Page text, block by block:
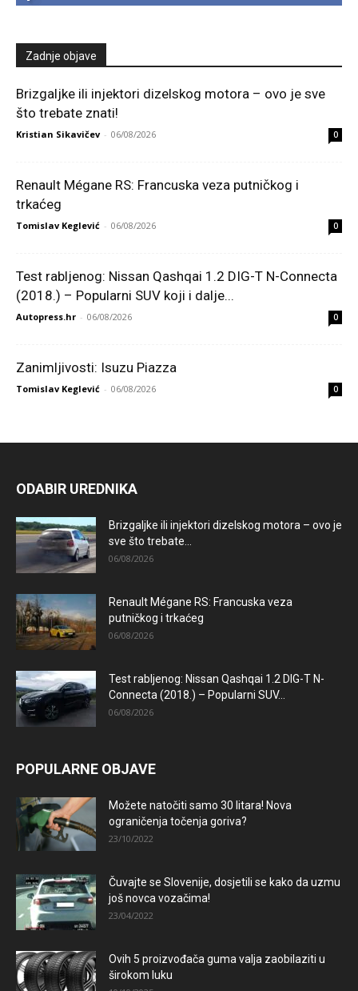
Zadnje objave
Brizgaljke ili injektori dizelskog motora – ovo je sve
što trebate znati!
Kristian Sikavičev - 06/08/2026 0
Renault Mégane RS: Francuska veza putničkog i
trkaćeg
Tomislav Keglević - 06/08/2026 0
Test rabljenog: Nissan Qashqai 1.2 DIG-T N-Connecta
(2018.) – Popularni SUV koji i dalje...
Autopress.hr - 06/08/2026 0
Zanimljivosti: Isuzu Piazza
Tomislav Keglević - 06/08/2026 0
ODABIR UREDNIKA
Brizgaljke ili injektori dizelskog motora – ovo je
sve što trebate...
06/08/2026
Renault Mégane RS: Francuska veza
putničkog i trkaćeg
06/08/2026
Test rabljenog: Nissan Qashqai 1.2 DIG-T N-
Connecta (2018.) – Popularni SUV...
06/08/2026
POPULARNE OBJAVE
Možete natočiti samo 30 litara! Nova
ograničenja točenja goriva?
23/10/2022
Čuvajte se Slovenije, dosjetili se kako da uzmu
još novca vozačima!
23/04/2022
Ovih 5 proizvođača guma valja zaobilaziti u
širokom luku